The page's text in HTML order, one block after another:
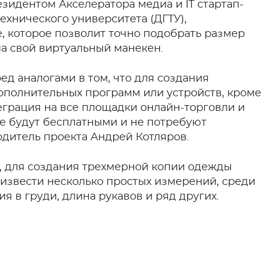
Акселератора медиа и IT стартап-
университета (ДГТУ),
позволит точно подобрать размер
свой виртуальный манекен.
аналогами в том, что для создания
программ или устройств, кроме
на все площадки онлайн-торговли и
будут бесплатными и не потребуют
проекта Андрей Котляров.
создания трехмерной копии одежды
несколько простых измерений, среди
в груди, длина рукавов и ряд других.